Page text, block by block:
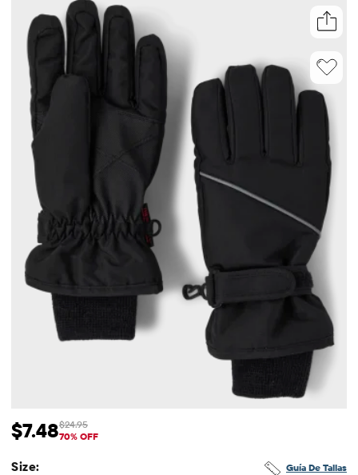
Precio de venta: $7.48
$7.48 Precio original: $24.95
$24.95
70% OFF
Guía De Tallas
Size: